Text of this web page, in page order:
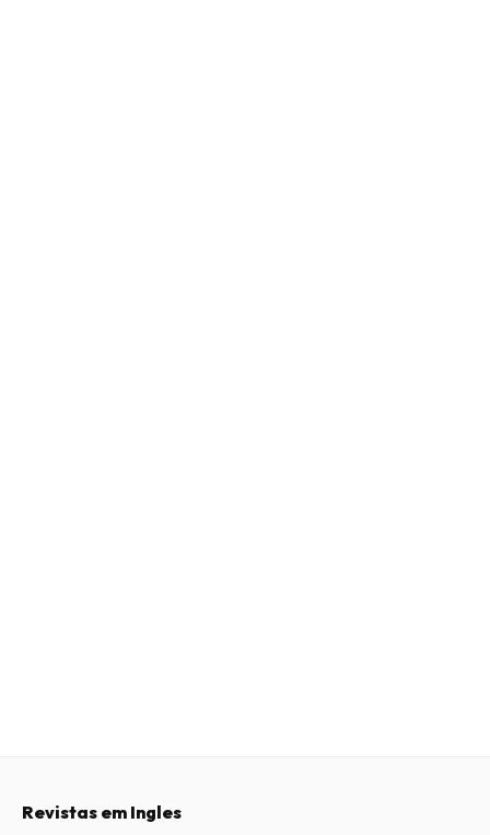
Revistas em Ingles